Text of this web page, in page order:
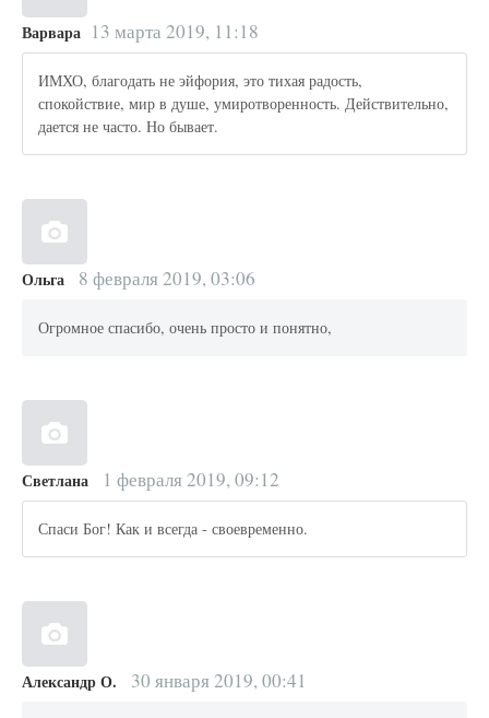
Варвара 13 марта 2019, 11:18
ИМХО, благодать не эйфория, это тихая радость,
спокойствие, мир в душе, умиротворенность. Действительно,
дается не часто. Но бывает.
Ольга 8 февраля 2019, 03:06
Огромное спасибо, очень просто и понятно,
Светлана 1 февраля 2019, 09:12
Спаси Бог! Как и всегда - своевременно.
Александр О. 30 января 2019, 00:41